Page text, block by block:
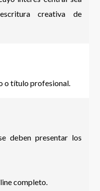
creativa de
o título profesional.
deben presentar los
completo.